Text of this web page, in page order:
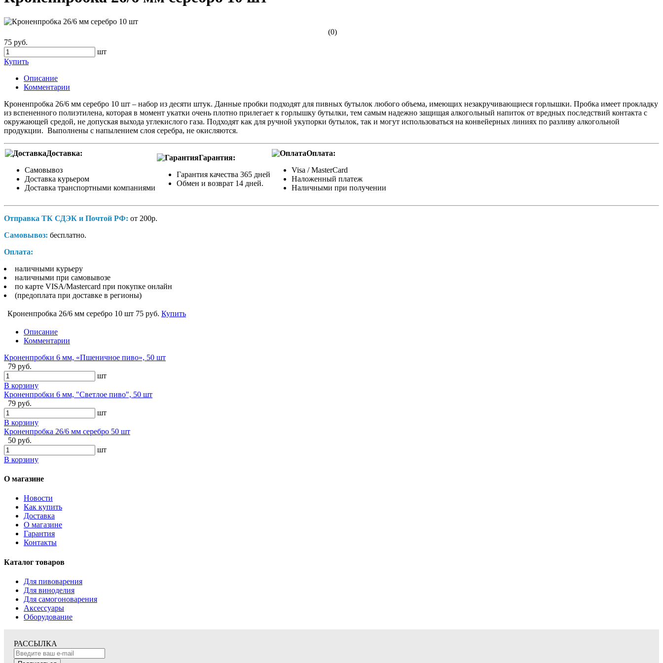
(0)
75 руб.
шт
Купить
Описание
Комментарии
Кроненпробка 26/6 мм серебро 10 шт – набор из десяти штук. Данные пробки подходят для пивных бутылок любого объема, имеющих незакручивающиеся горлышки. Пробка имеет прокладку
из вспененного полиэтилена, которая в момент укатки очень плотно прилегает к горлышку бутылки, тем самым надежно защищая алкогольный напиток от вредных последствий контакта с
окружающей средой, не допуская выхода углекислого газа. Подходят как для ручной укупорки бутылок, так и могут использоваться на конвейерных линиях по разливу алкогольной
продукции. Выполнены с напылением слоя серебра, не окисляются.
Доставка:
Самовывоз
Доставка курьером
Доставка транспортными компаниями
Гарантия:
Гарантия качества 365 дней
Обмен и возврат 14 дней.
Оплата:
Visa / MasterCard
Наложенный платеж
Наличными при получении
Отправка ТК СДЭК и Почтой РФ: от 200р.
Самовывоз: бесплатно.
Оплата:
наличными курьеру
наличными при самовывозе
по карте VISA/Mastercard при покупке онлайн
(предоплата при доставке в регионы)
Кроненпробка 26/6 мм серебро 10 шт 75 руб. Купить
Описание
Комментарии
Кроненпробки 6 мм, «Пшеничное пиво», 50 шт
79 руб.
шт
В корзину
Кроненпробки 6 мм, "Светлое пиво", 50 шт
79 руб.
шт
В корзину
Кроненпробка 26/6 мм серебро 50 шт
50 руб.
шт
В корзину
О магазине
Новости
Как купить
Доставка
О магазине
Гарантия
Контакты
Каталог товаров
Для пивоварения
Для виноделия
Для самогоноварения
Аксессуары
Оборудование
РАССЫЛКА